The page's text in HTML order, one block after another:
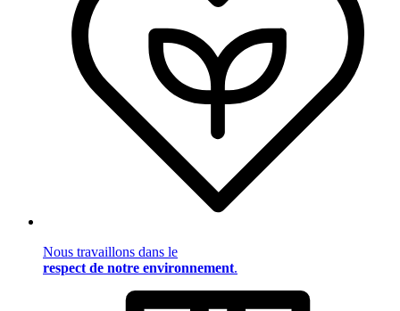
Nous travaillons dans le
respect de notre environnement.